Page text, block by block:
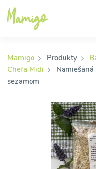
Mamigo Produkty
Chefa Midi
Namiešaná
sezamom